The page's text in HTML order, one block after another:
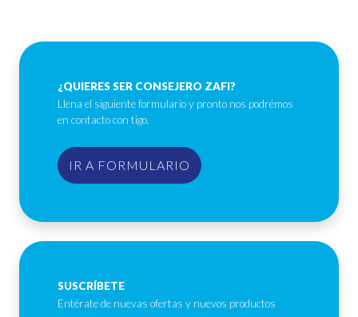
¿QUIERES SER CONSEJERO ZAFI?
Llena el siguiente formulario y pronto nos podrémos
en contacto con tigo.
IR A FORMULARIO
SUSCRÍBETE
Entérate de nuevas ofertas y nuevos productos